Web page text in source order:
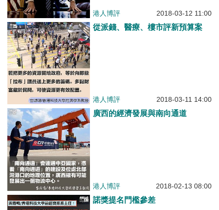
港人博評 2018-03-12 11:00
從派錢、醫療、樓市評新預算案
港人博評 2018-03-11 14:00
廣西的經濟發展與南向通道
港人博評 2018-02-13 08:00
諾獎提名門檻參差